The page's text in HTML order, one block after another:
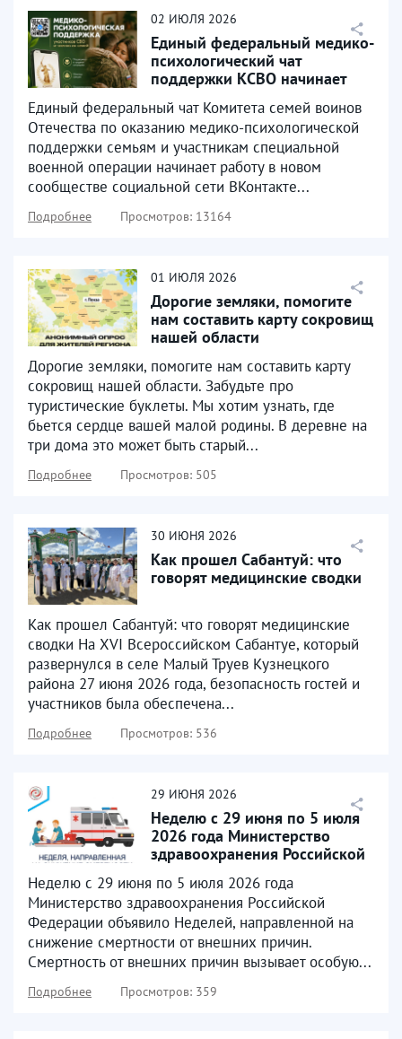
02 ИЮЛЯ 2026
Единый федеральный медико-
психологический чат
поддержки КСВО начинает
Единый федеральный чат Комитета семей воинов
Отечества по оказанию медико-психологической
поддержки семьям и участникам специальной
военной операции начинает работу в новом
сообществе социальной сети ВКонтакте...
Подробнее Просмотров: 13164
01 ИЮЛЯ 2026
Дорогие земляки, помогите
нам составить карту сокровищ
нашей области
Дорогие земляки, помогите нам составить карту
сокровищ нашей области. Забудьте про
туристические буклеты. Мы хотим узнать, где
бьется сердце вашей малой родины. В деревне на
три дома это может быть старый...
Подробнее Просмотров: 505
30 ИЮНЯ 2026
Как прошел Сабантуй: что
говорят медицинские сводки
Как прошел Сабантуй: что говорят медицинские
сводки На XVI Всероссийском Сабантуе, который
развернулся в селе Малый Труев Кузнецкого
района 27 июня 2026 года, безопасность гостей и
участников была обеспечена...
Подробнее Просмотров: 536
29 ИЮНЯ 2026
Неделю с 29 июня по 5 июля
2026 года Министерство
здравоохранения Российской
Неделю с 29 июня по 5 июля 2026 года
Министерство здравоохранения Российской
Федерации объявило Неделей, направленной на
снижение смертности от внешних причин.
Смертность от внешних причин вызывает особую...
Подробнее Просмотров: 359